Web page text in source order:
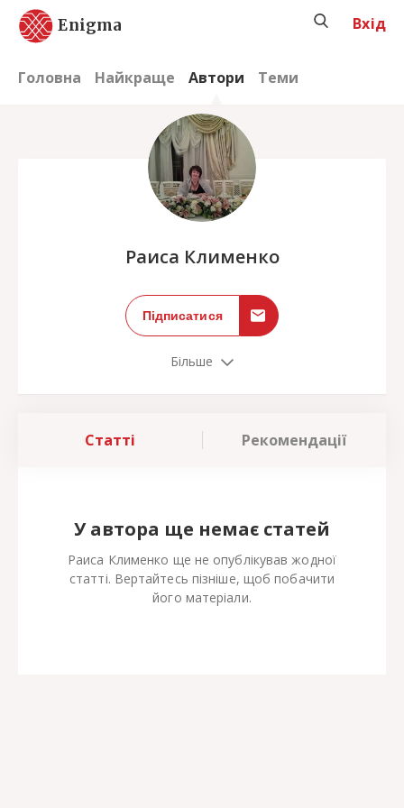
Enigma
Головна Найкраще Автори Теми
Вхід
Раиса Клименко
Підписатися
Більше
Статті Рекомендації
У автора ще немає статей
Раиса Клименко ще не опублікував жодної
статті. Вертайтесь пізніше, щоб побачити
його матеріали.